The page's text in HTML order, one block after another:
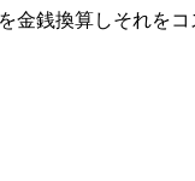
金銭換算しそれを